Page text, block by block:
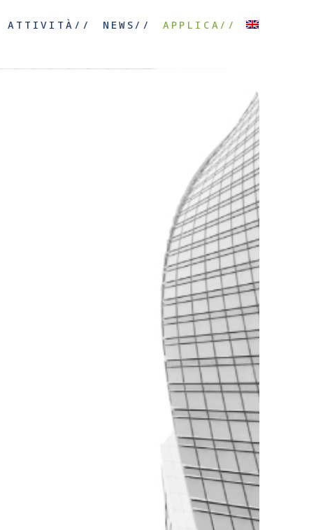
ATTIVITÀ// NEWS// APPLICA//